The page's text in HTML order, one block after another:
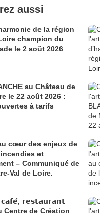
aussi
de la région
champion du
le 2 août 2026
au Château de
le 22 août 2026 :
à tarifs
cœur des enjeux de
incendies et
– Communiqué de
Val de Loire.
𝗿𝗲𝘀𝘁𝗮𝘂𝗿𝗮𝗻𝘁
de Création